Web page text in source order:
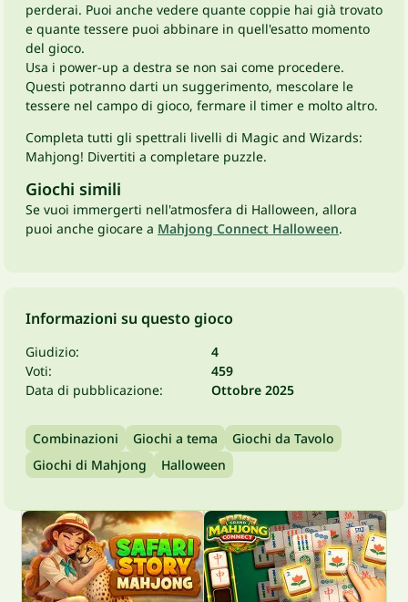
perderai. Puoi anche vedere quante coppie hai già trovato
e quante tessere puoi abbinare in quell'esatto momento
del gioco.
Usa i power-up a destra se non sai come procedere.
Questi potranno darti un suggerimento, mescolare le
tessere nel campo di gioco, fermare il timer e molto altro.
Completa tutti gli spettrali livelli di Magic and Wizards:
Mahjong! Divertiti a completare puzzle.
Giochi simili
Se vuoi immergerti nell'atmosfera di Halloween, allora
puoi anche giocare a Mahjong Connect Halloween.
Informazioni su questo gioco
Giudizio:
4
Voti:
459
Data di pubblicazione:
Ottobre 2025
Combinazioni Giochi a tema
Giochi da Tavolo
Giochi di Mahjong
Halloween